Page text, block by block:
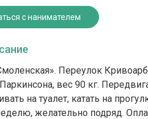
с нанимателем
Переулок
вес 90 кг.
на туалет, катать на
желательно подряд.